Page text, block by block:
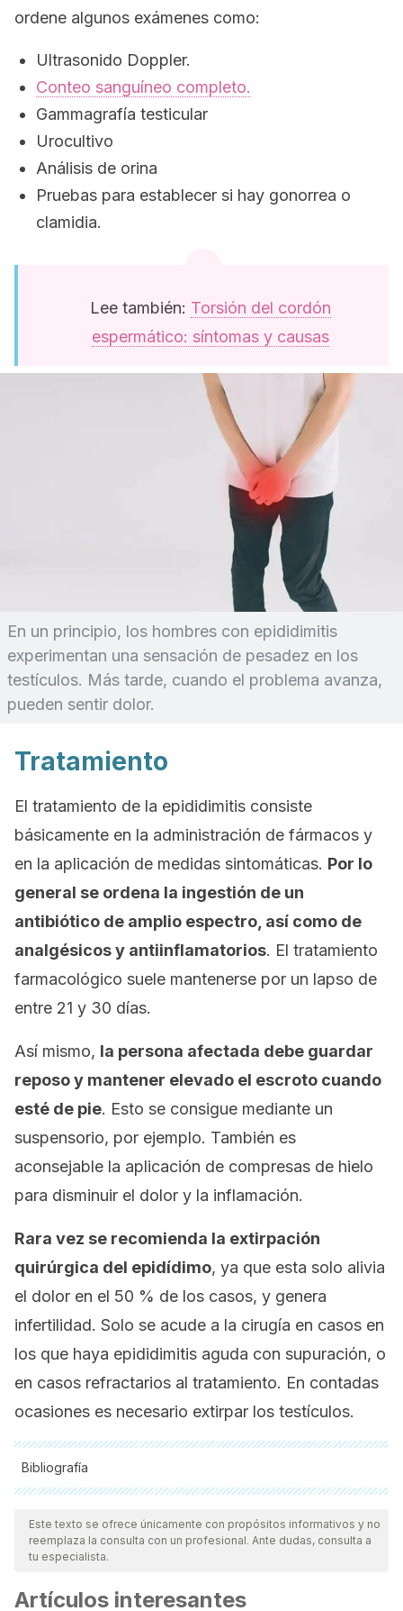
ordene algunos exámenes como:
Ultrasonido Doppler.
Conteo sanguíneo completo.
Gammagrafía testicular
Urocultivo
Análisis de orina
Pruebas para establecer si hay gonorrea o
clamidia.
Lee también: Torsión del cordón
espermático: síntomas y causas
En un principio, los hombres con epididimitis
experimentan una sensación de pesadez en los
testículos. Más tarde, cuando el problema avanza,
pueden sentir dolor.
Tratamiento
El tratamiento de la epididimitis consiste
básicamente en la administración de fármacos y
en la aplicación de medidas sintomáticas. Por lo
general se ordena la ingestión de un
antibiótico de amplio espectro, así como de
analgésicos y antiinflamatorios. El tratamiento
farmacológico suele mantenerse por un lapso de
entre 21 y 30 días.
Así mismo, la persona afectada debe guardar
reposo y mantener elevado el escroto cuando
esté de pie. Esto se consigue mediante un
suspensorio, por ejemplo. También es
aconsejable la aplicación de compresas de hielo
para disminuir el dolor y la inflamación.
Rara vez se recomienda la extirpación
quirúrgica del epidídimo, ya que esta solo alivia
el dolor en el 50 % de los casos, y genera
infertilidad. Solo se acude a la cirugía en casos en
los que haya epididimitis aguda con supuración, o
en casos refractarios al tratamiento. En contadas
ocasiones es necesario extirpar los testículos.
Bibliografía
Todas las fuentes citadas fueron revisadas a profundidad por
nuestro equipo, para asegurar su calidad, confiabilidad,
vigencia y validez.La bibliografía de este artículo fue
científica.
Este texto se ofrece únicamente con propósitos informativos y no
reemplaza la consulta con un profesional. Ante dudas, consulta a
tu especialista.
Artículos interesantes